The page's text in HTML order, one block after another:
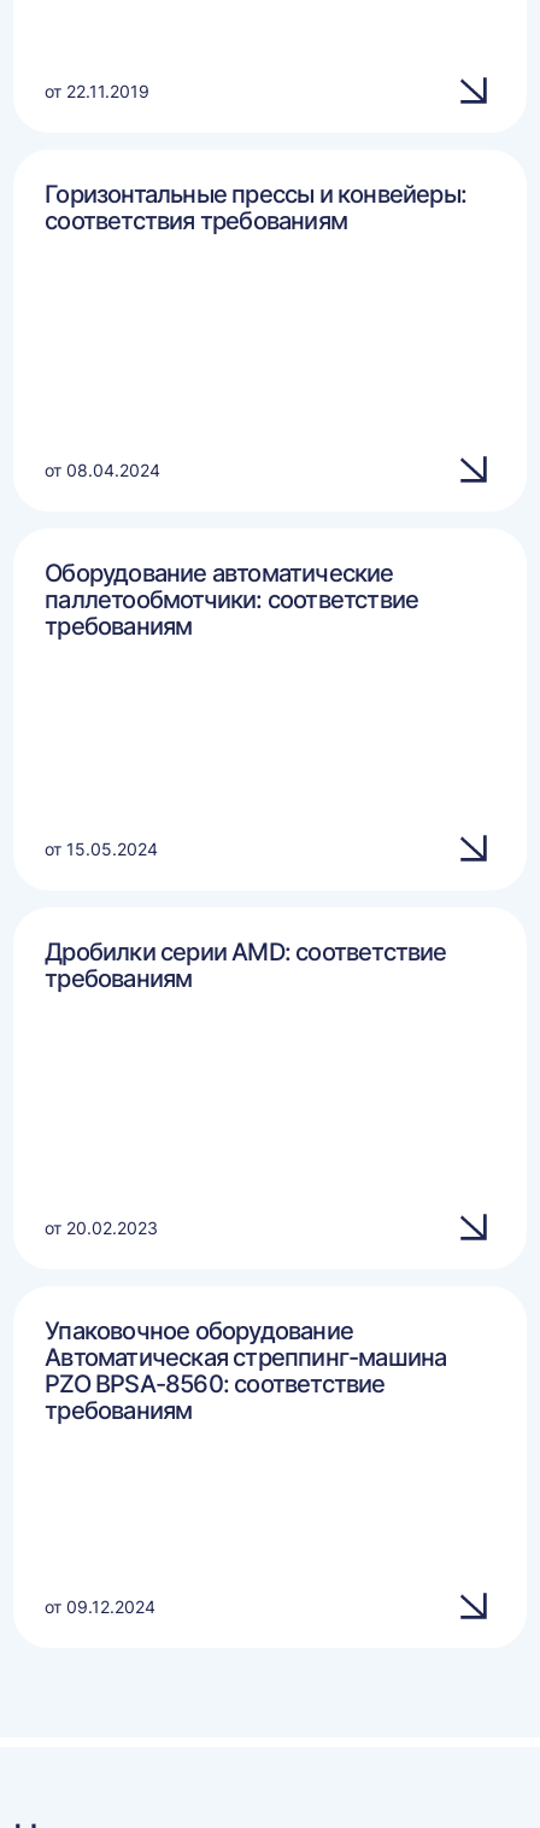
от 22.11.2019
Горизонтальные прессы и конвейеры:
соответствия требованиям
от 08.04.2024
Оборудование автоматические
паллетообмотчики: соответствие
требованиям
от 15.05.2024
Дробилки серии AMD: соответствие
требованиям
от 20.02.2023
Упаковочное оборудование
Автоматическая стреппинг-машина
PZO BPSA-8560: соответствие
требованиям
от 09.12.2024